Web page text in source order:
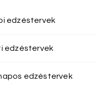
edzéstervek
edzéstervek
edzéstervek